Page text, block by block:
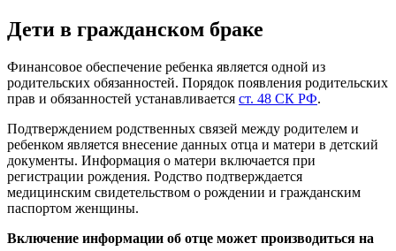
Дети в гражданском браке
Финансовое обеспечение ребенка является одной из
родительских обязанностей. Порядок появления родительских
прав и обязанностей устанавливается ст. 48 СК РФ.
Подтверждением родственных связей между родителем и
ребенком является внесение данных отца и матери в детский
документы. Информация о матери включается при
регистрации рождения. Родство подтверждается
медицинским свидетельством о рождении и гражданским
паспортом женщины.
Включение информации об отце может производиться на